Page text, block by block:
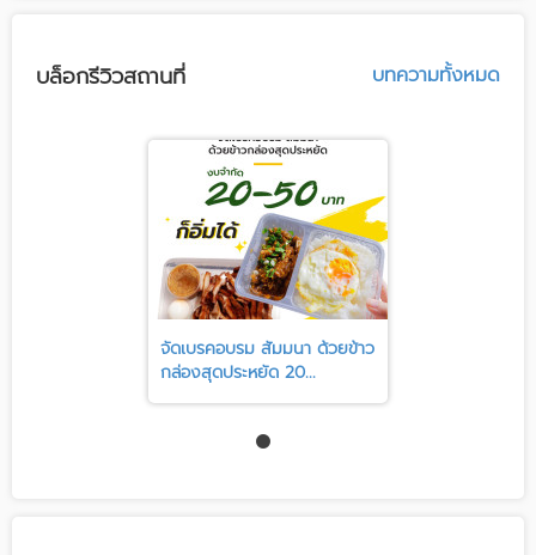
บล็อกรีวิวสถานที่ บทความทั้งหมด
จัดเบรคอบรม สัมมนา ด้วยข้าว
กล่องสุดประหยัด 20...